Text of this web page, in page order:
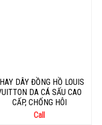
DÂY ĐỒNG HỒ LOUIS
DA CÁ SẤU CAO
CẤP, CHỐNG HÔI
Call